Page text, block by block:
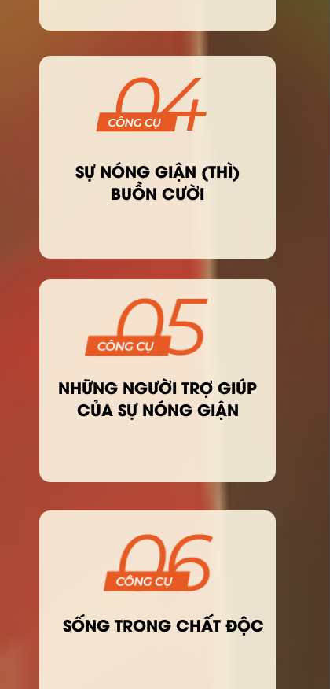
SỰ NÓNG GIẬN (THÌ)
BUỒN CƯỜI
NHỮNG NGƯỜI TRỢ GIÚP
CỦA SỰ NÓNG GIẬN
SỐNG TRONG CHẤT ĐỘC